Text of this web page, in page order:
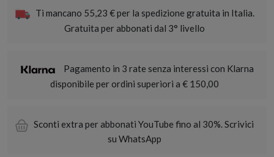
Ti mancano 55,23 € per la spedizione gratuita in Italia.
Gratuita per abbonati dal 3° livello
Pagamento in 3 rate senza interessi con Klarna
disponibile per ordini superiori a € 150,00
Sconti extra per abbonati YouTube fino al 30%. Scrivici
su WhatsApp